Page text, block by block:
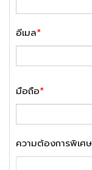
อีเมล*
มือถือ*
ความต้องการพิเศษ